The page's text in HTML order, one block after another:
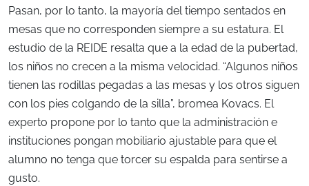
Pasan, por lo tanto, la mayoría del tiempo sentados en
mesas que no corresponden siempre a su estatura. El
estudio de la REIDE resalta que a la edad de la pubertad,
los niños no crecen a la misma velocidad. “Algunos niños
tienen las rodillas pegadas a las mesas y los otros siguen
con los pies colgando de la silla”, bromea Kovacs. El
experto propone por lo tanto que la administración e
instituciones pongan mobiliario ajustable para que el
alumno no tenga que torcer su espalda para sentirse a
gusto.